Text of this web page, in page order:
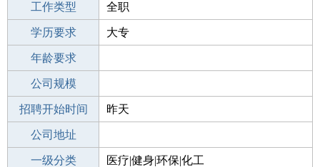
招聘人数 10人
工作类型 全职
性别要求 -
学历要求 大专
工作经验
年龄要求
工作地点
公司规模
公司电话
招聘开始时间 昨天
招聘结束时间
公司地址
一级分类 医疗|健身|环保|化工